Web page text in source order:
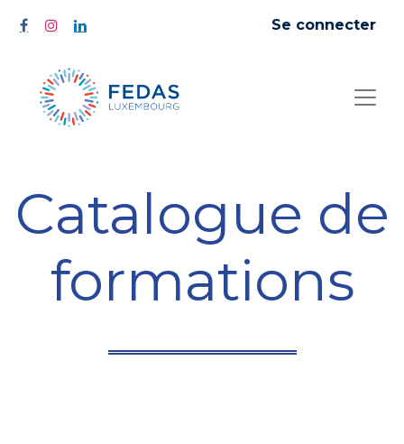
Se connecter
Catalogue de
formations